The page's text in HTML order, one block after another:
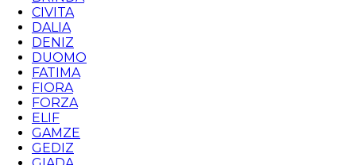
CIVITA
DALIA
DENIZ
DUOMO
FATIMA
FIORA
FORZA
ELIF
GAMZE
GEDIZ